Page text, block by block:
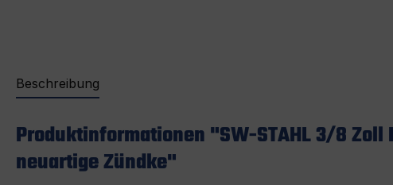
Beschreibung
Produktinformationen "SW-STAHL 3/8
neuartige Zündke"